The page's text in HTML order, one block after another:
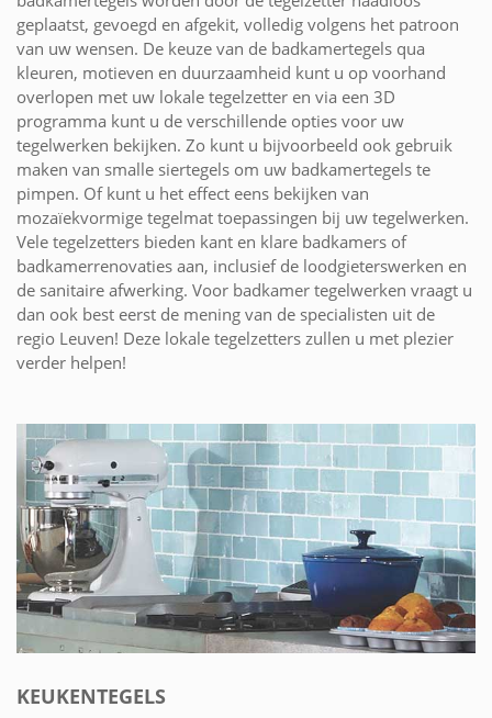
geplaatst, gevoegd en afgekit, volledig volgens het patroon
van uw wensen. De keuze van de badkamertegels qua
kleuren, motieven en duurzaamheid kunt u op voorhand
overlopen met uw lokale tegelzetter en via een 3D
programma kunt u de verschillende opties voor uw
tegelwerken bekijken. Zo kunt u bijvoorbeeld ook gebruik
maken van smalle siertegels om uw badkamertegels te
pimpen. Of kunt u het effect eens bekijken van
mozaïekvormige tegelmat toepassingen bij uw tegelwerken.
Vele tegelzetters bieden kant en klare badkamers of
badkamerrenovaties aan, inclusief de loodgieterswerken en
de sanitaire afwerking. Voor badkamer tegelwerken vraagt u
dan ook best eerst de mening van de specialisten uit de
regio Leuven! Deze lokale tegelzetters zullen u met plezier
verder helpen!
KEUKENTEGELS